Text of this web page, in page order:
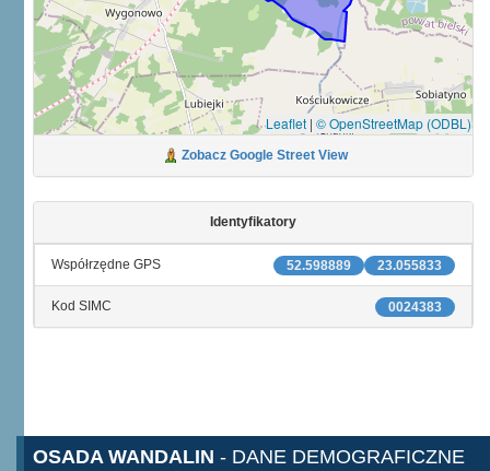
Leaflet | © OpenStreetMap (ODBL)
Zobacz Google Street View
Identyfikatory
23.055833
52.598889
Współrzędne GPS
0024383
Kod SIMC
OSADA WANDALIN - DANE DEMOGRAFICZNE